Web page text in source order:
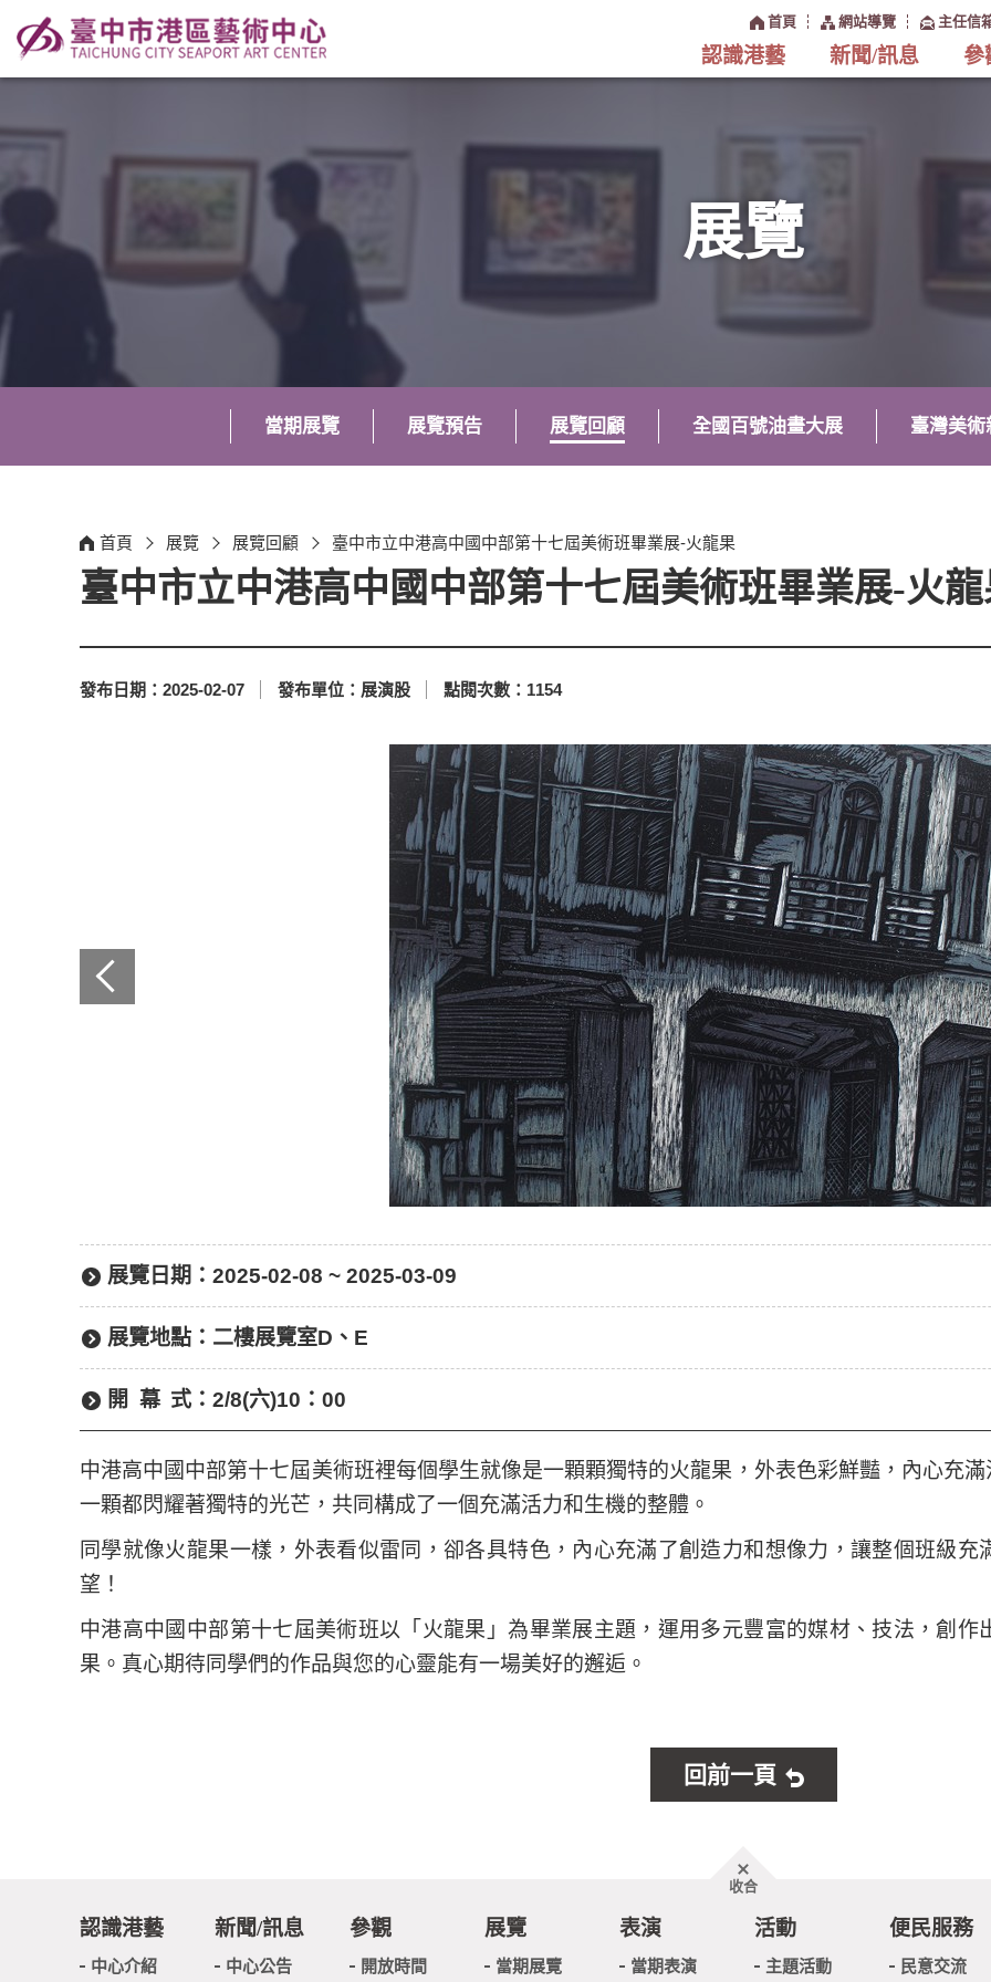
首頁 網站導覽 主任信
認識港藝 新聞/訊息 參
展覽
當期展覽 展覽預告 展覽回顧 全國百號油畫大展 臺灣美術
首頁 展覽 展覽回顧 臺中市立中港高中國中部第十七屆美術班畢業展-火龍果
臺中市立中港高中國中部第十七屆美術班畢業展-火
發布日期： 2025-02-07 發布單位： 展演股 點閱次數： 1154
展覽日期： 2025-02-08 ~ 2025-03-09
展覽地點： 二樓展覽室D、E
開幕 式： 2/8(六)10：00
中港高中國中部第十七屆美術班裡每個學生就像是一顆顆獨特的火龍果，外表色彩鮮豔，內心充
一顆都閃耀著獨特的光芒，共同構成了一個充滿活力和生機的整體。
同學就像火龍果一樣，外表看似雷同，卻各具特色，內心充滿了創造力和想像力，讓整個班級
望！
中港高中國中部第十七屆美術班以「火龍果」為畢業展主題，運用多元豐富的媒材、技法，創
果。真心期待同學們的作品與您的心靈能有一場美好的邂逅。
回前一頁
收合胖
尾
認識港藝
中心介紹
新聞/訊息
中心公告
參觀
開放時間
展覽
當期展覽
表演
當期表演
活動
主題活動
便民服務
民意交流